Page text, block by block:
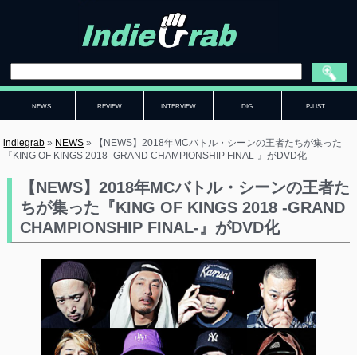
NEWS REVIEW INTERVIEW DIG P-LIST
indiegrab » NEWS »
【NEWS】2018年MCバトル・シーンの王者たちが集った
『KING OF KINGS 2018 -GRAND CHAMPIONSHIP FINAL-』がDVD化
【NEWS】2018年MCバトル・シーンの王者た
ちが集った『KING OF KINGS 2018 -GRAND
CHAMPIONSHIP FINAL-』がDVD化